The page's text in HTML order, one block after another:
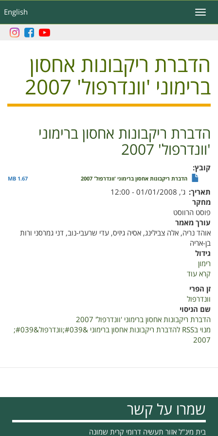
לתוכן
העיקרי
English
Toggle
navigation
הדברת ריקבונות אחסון
ברימוני 'וונדרפול' 2007
הדברת ריקבונות אחסון ברימוני
'וונדרפול' 2007
קובץ
הדברת ריקבונות אחסון ברימוני 'וונדרפול' 2007 1.67 MB
תאריך ג', 01/01/2008 - 12:00
מחקר
פוסט הרווסט
עורך מאמר
אוהד נריה, אלה צבילינג, אסיה גיזיס, עדי שרעבי-נוב, דני גמרסני ורות
בן-אריה
גידול
רימון
קרא עוד
ברימוני
'וונדרפול'
2007
זן הפרי
וונדרפול
שם הניסוי
הדברת ריקבונות אחסון ברימוני 'וונדרפול' 2007
מנוי בRSS להדברת ריקבונות אחסון ברימוני &#039;וונדרפול&#039;
2007
שמרו על קשר
בית מיג"ל אזור תעשיה דרומי קרית שמונה